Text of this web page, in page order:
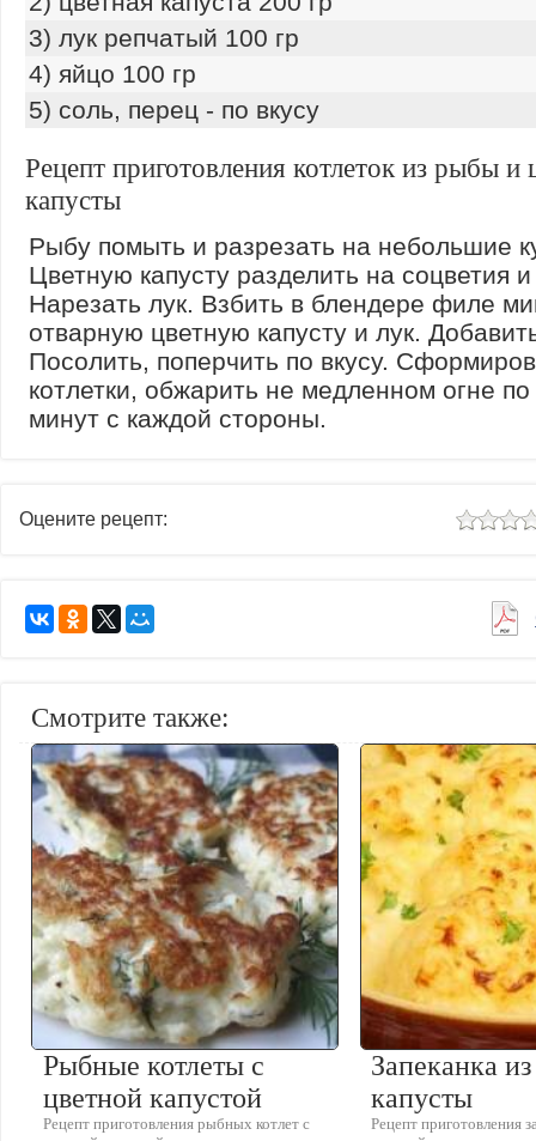
3) лук репчатый 100 гр
4) яйцо 100 гр
5) соль, перец - по вкусу
Рецепт приготовления котлеток из рыбы и
капусты
Рыбу помыть и разрезать на небольшие
Цветную капусту разделить на соцветия
Нарезать лук. Взбить в блендере филе
отварную цветную капусту и лук.
Посолить, поперчить по вкусу.
котлетки, обжарить не медленном огне по
минут с каждой стороны.
Оцените рецепт:
Смотрите также:
Рыбные котлеты с
цветной капустой
Рецепт приготовления рыбных котлет с
Запеканка
капусты
Рецепт приготовления